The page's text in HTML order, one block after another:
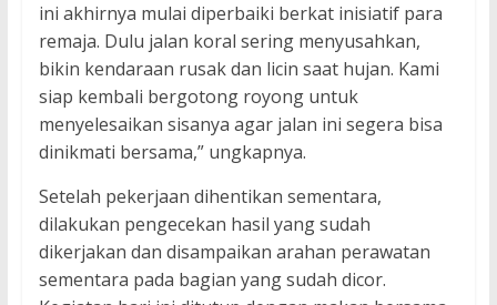
ini akhirnya mulai diperbaiki berkat inisiatif para
remaja. Dulu jalan koral sering menyusahkan,
bikin kendaraan rusak dan licin saat hujan. Kami
siap kembali bergotong royong untuk
menyelesaikan sisanya agar jalan ini segera bisa
dinikmati bersama,” ungkapnya.
Setelah pekerjaan dihentikan sementara,
dilakukan pengecekan hasil yang sudah
dikerjakan dan disampaikan arahan perawatan
sementara pada bagian yang sudah dicor.